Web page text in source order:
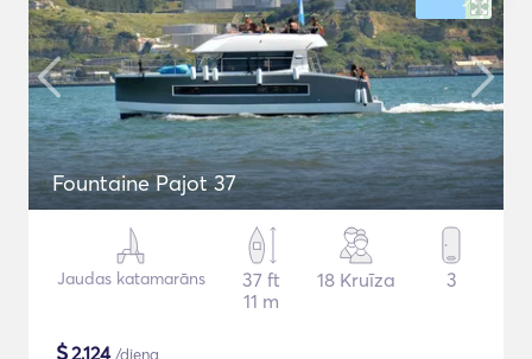
Fountaine Pajot 37
Jaudas katamarāns
37 ft
11 m
18 Kruīza 3
$2,124/diena